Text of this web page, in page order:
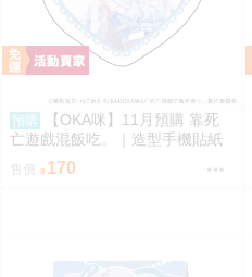
預購
【OKA咪】11月預購 靠死
亡遊戲混飯吃。｜造型手機貼紙
01/ (新繪插畫) (幽鬼)
170